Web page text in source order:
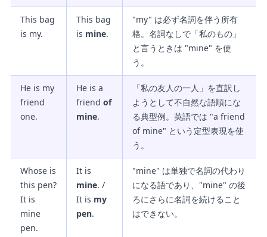
This bag
is my.
This bag
is mine.
"my" は必ず名詞を伴う所有
格。名詞なしで「私のもの」
と言うときは "mine" を使
う。
He is my
friend
one.
He is a
friend of
mine.
「私の友人の一人」を直訳し
ようとして不自然な語順にな
る典型例。英語では "a friend
of mine" という定型表現を使
う。
Whose is
this pen?
It is
mine
pen.
It is
mine. /
It is my
pen.
"mine" は単独で名詞の代わり
になる語であり、"mine" の後
ろにさらに名詞を続けること
はできない。